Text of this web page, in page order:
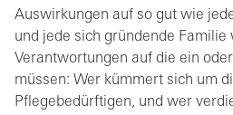
Auswirkungen auf so gut wie
und jede sich gründende Familie
Verantwortungen auf die ein
müssen: Wer kümmert sich um
Pflegebedürftigen, und wer